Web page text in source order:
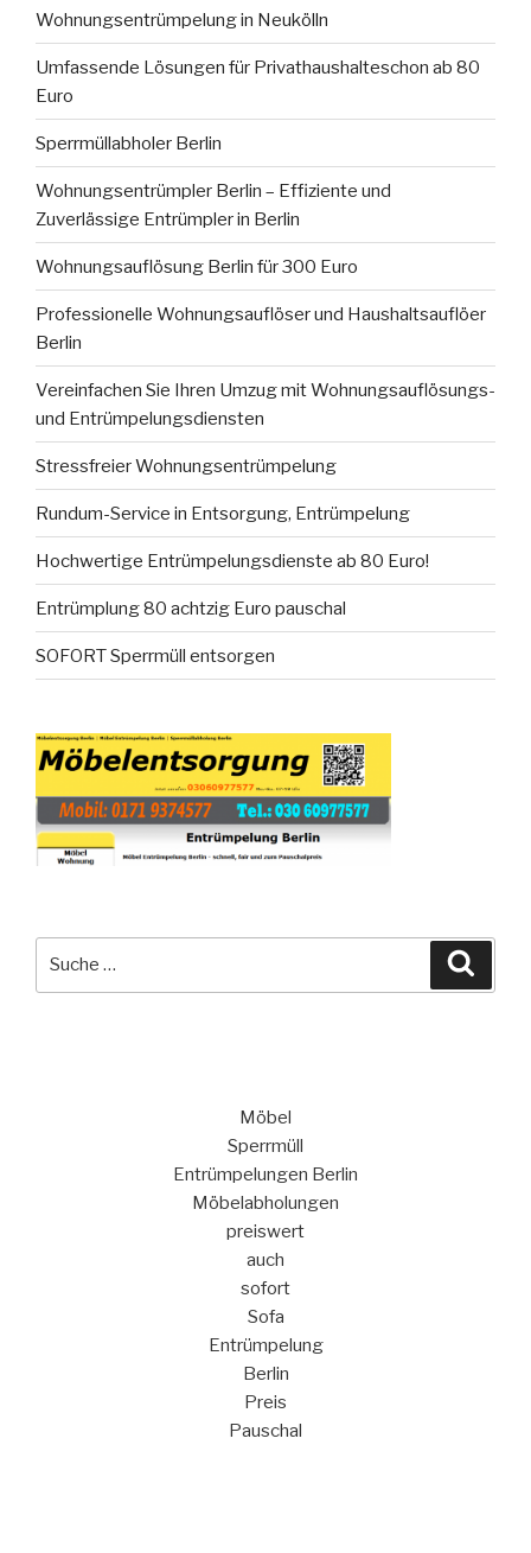
Wohnungsentrümpelung in Neukölln
Umfassende Lösungen für Privathaushalteschon ab 80
Euro
Sperrmüllabholer Berlin
Wohnungsentrümpler Berlin – Effiziente und
Zuverlässige Entrümpler in Berlin
Wohnungsauflösung Berlin für 300 Euro
Professionelle Wohnungsauflöser und Haushaltsauflöer
Berlin
Vereinfachen Sie Ihren Umzug mit Wohnungsauflösungs-
und Entrümpelungsdiensten
Stressfreier Wohnungsentrümpelung
Rundum-Service in Entsorgung, Entrümpelung
Hochwertige Entrümpelungsdienste ab 80 Euro!
Entrümplung 80 achtzig Euro pauschal
SOFORT Sperrmüll entsorgen
Möbel
Sperrmüll
Entrümpelungen Berlin
Möbelabholungen
preiswert
auch
sofort
Sofa
Entrümpelung
Berlin
Preis
Pauschal